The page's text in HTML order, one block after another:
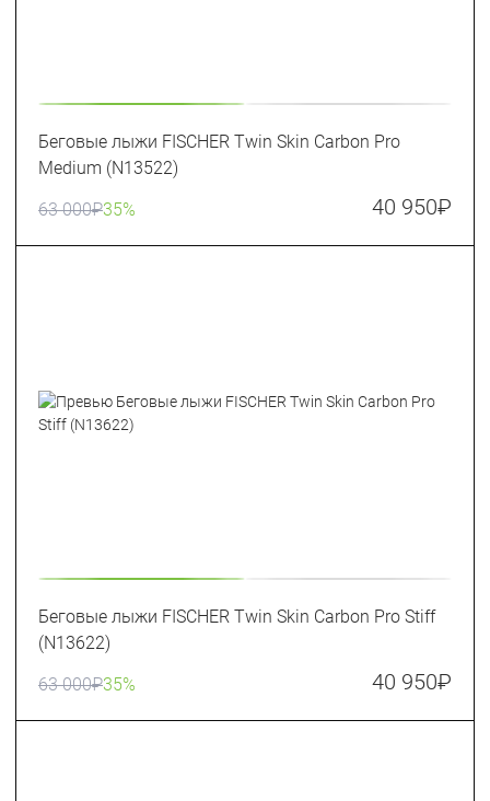
Беговые лыжи FISCHER Twin Skin Carbon Pro
Medium (N13522)
63 000₽35% 40 950₽
Беговые лыжи FISCHER Twin Skin Carbon Pro Stiff
(N13622)
63 000₽35% 40 950₽